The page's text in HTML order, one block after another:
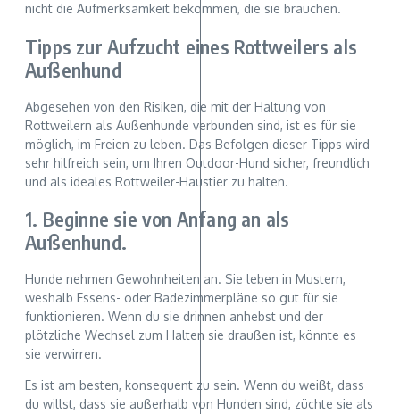
nicht die Aufmerksamkeit bekommen, die sie brauchen.
Tipps zur Aufzucht eines Rottweilers als
Außenhund
Abgesehen von den Risiken, die mit der Haltung von
Rottweilern als Außenhunde verbunden sind, ist es für sie
möglich, im Freien zu leben. Das Befolgen dieser Tipps wird
sehr hilfreich sein, um Ihren Outdoor-Hund sicher, freundlich
und als ideales Rottweiler-Haustier zu halten.
1. Beginne sie von Anfang an als
Außenhund.
Hunde nehmen Gewohnheiten an. Sie leben in Mustern,
weshalb Essens- oder Badezimmerpläne so gut für sie
funktionieren. Wenn du sie drinnen anhebst und der
plötzliche Wechsel zum Halten sie draußen ist, könnte es
sie verwirren.
Es ist am besten, konsequent zu sein. Wenn du weißt, dass
du willst, dass sie außerhalb von Hunden sind, züchte sie als